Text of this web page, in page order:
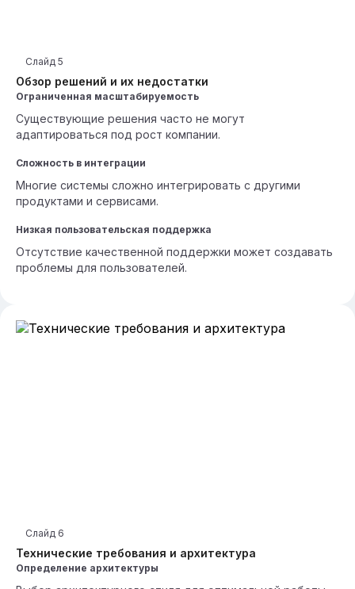
Обзор решений и их недостатки
Слайд 5
Ограниченная масштабируемость
Существующие решения часто не могут
адаптироваться под рост компании.
Сложность в интеграции
Многие системы сложно интегрировать с другими
продуктами и сервисами.
Низкая пользовательская поддержка
Отсутствие качественной поддержки может создавать
проблемы для пользователей.
Технические требования и архитектура
Слайд 6
Определение архитектуры